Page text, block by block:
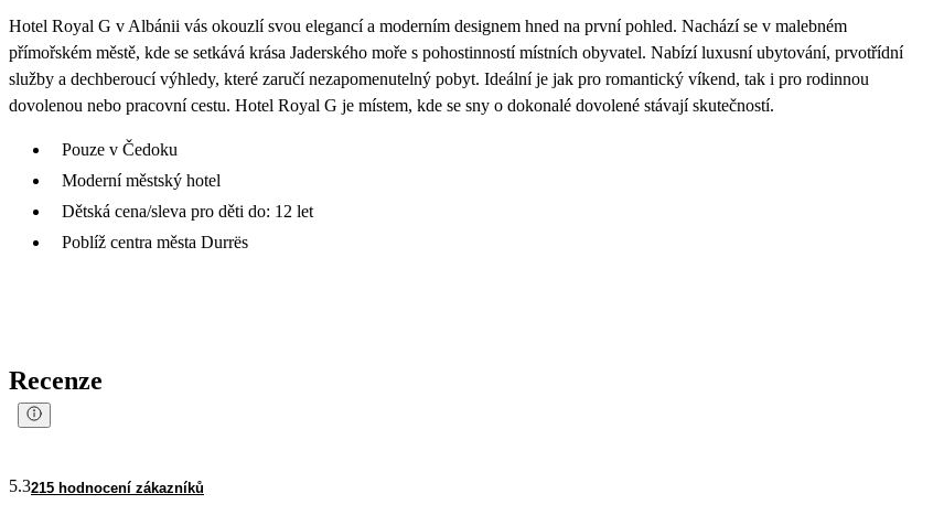
Hotel Royal G v Albánii vás okouzlí svou elegancí a moderním designem hned na první pohled. Nachází se v malebném
přímořském městě, kde se setkává krása Jaderského moře s pohostinností místních obyvatel. Nabízí luxusní ubytování, prvotřídní
služby a dechberoucí výhledy, které zaručí nezapomenutelný pobyt. Ideální je jak pro romantický víkend, tak i pro rodinnou
dovolenou nebo pracovní cestu. Hotel Royal G je místem, kde se sny o dokonalé dovolené stávají skutečností.
Pouze v Čedoku
Moderní městský hotel
Dětská cena/sleva pro děti do: 12 let
Poblíž centra města Durrës
Recenze
5.3215 hodnocení zákazníků